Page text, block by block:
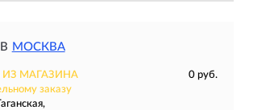
МОСКВА
МАГАЗИНА
0 руб.
заказу